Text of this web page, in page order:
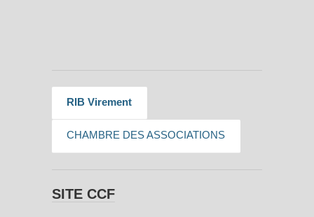
RIB Virement
CHAMBRE DES ASSOCIATIONS
SITE CCF